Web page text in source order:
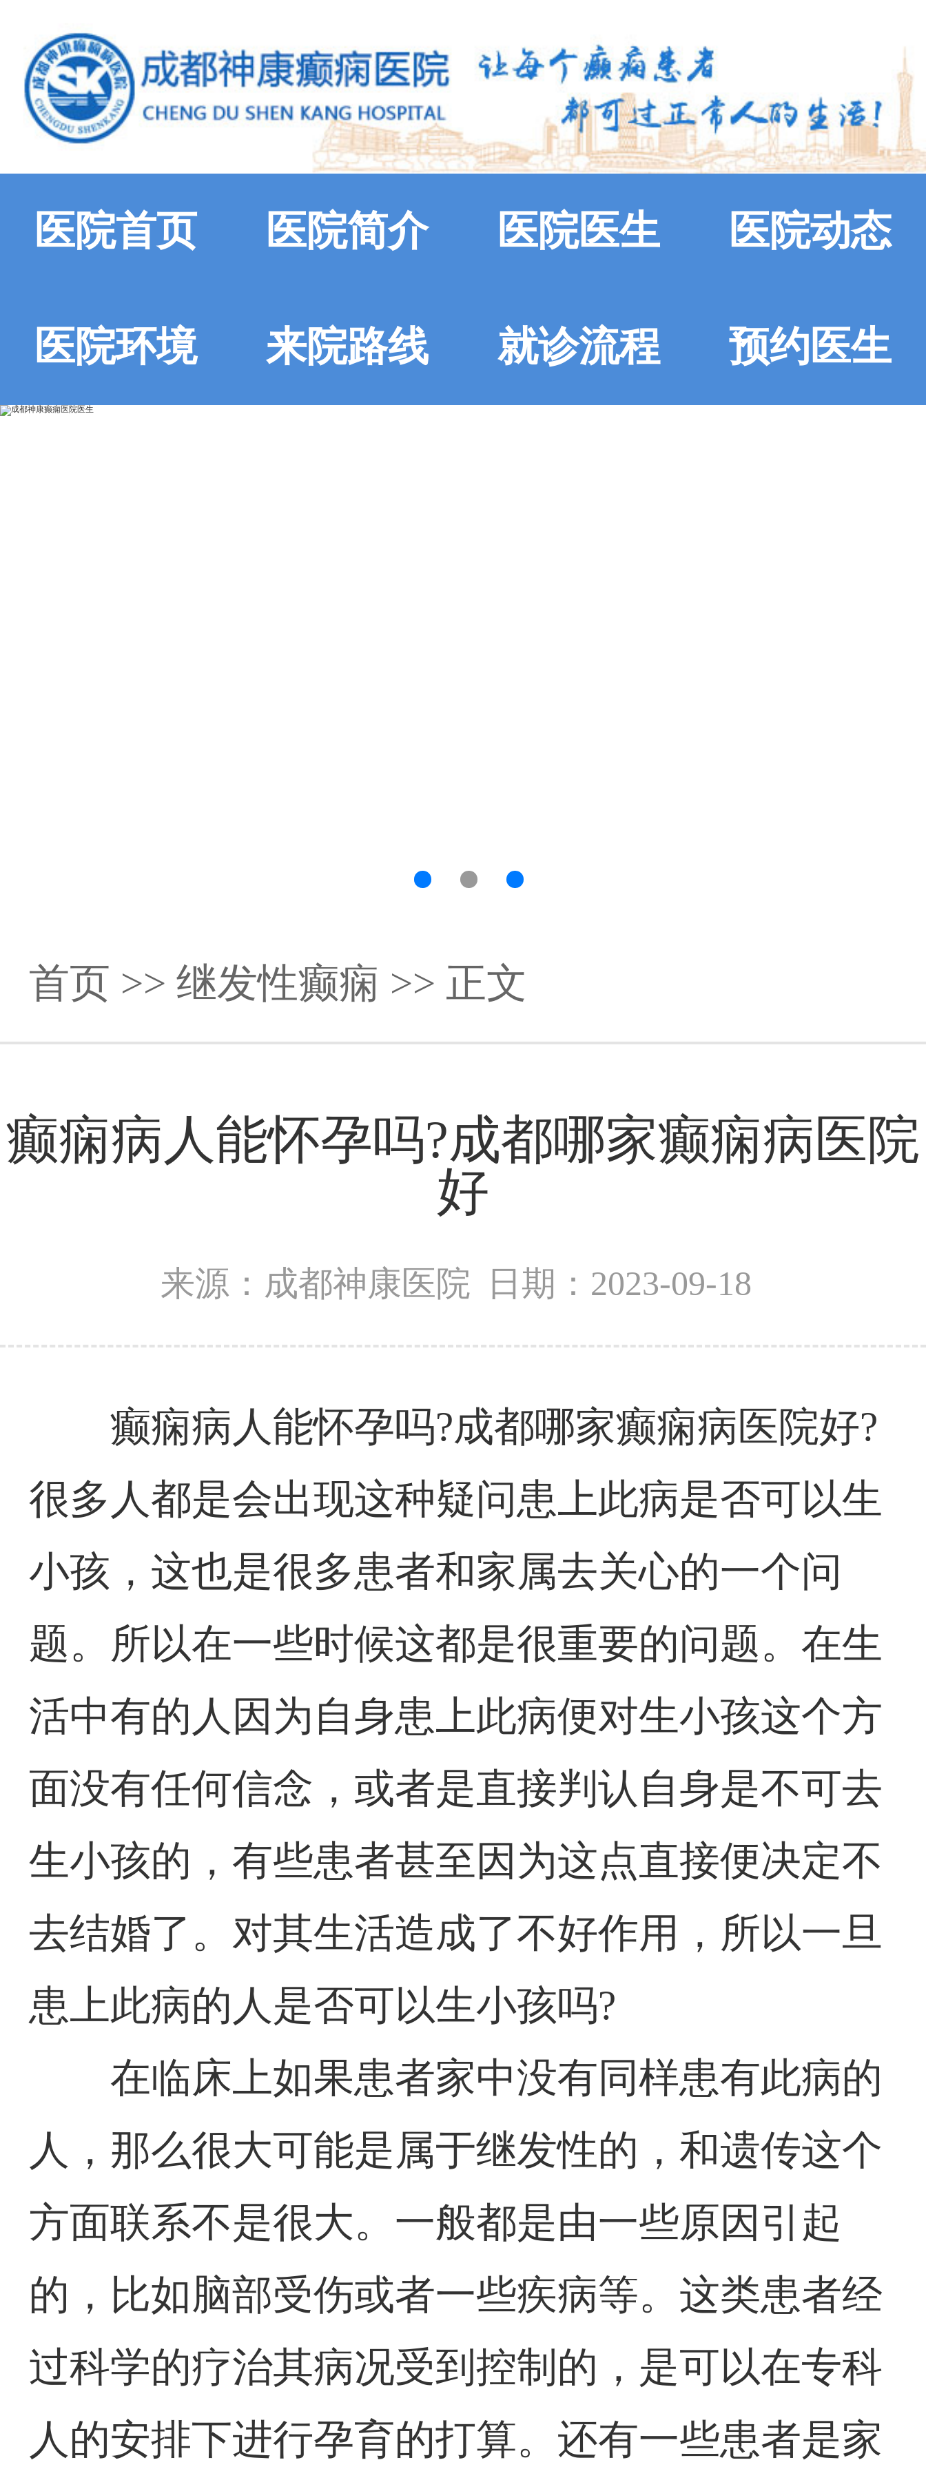
医院首页 医院简介 医院医生 医院动态
医院环境 来院路线 就诊流程 预约医生
首页 >> 继发性癫痫 >> 正文
癫痫病人能怀孕吗?成都哪家癫痫病医院
好
来源：成都神康医院 日期：2023-09-18
癫痫病人能怀孕吗?成都哪家癫痫病医院好?
很多人都是会出现这种疑问患上此病是否可以生
小孩，这也是很多患者和家属去关心的一个问
题。所以在一些时候这都是很重要的问题。在生
活中有的人因为自身患上此病便对生小孩这个方
面没有任何信念，或者是直接判认自身是不可去
生小孩的，有些患者甚至因为这点直接便决定不
去结婚了。对其生活造成了不好作用，所以一旦
患上此病的人是否可以生小孩吗?
在临床上如果患者家中没有同样患有此病的
人，那么很大可能是属于继发性的，和遗传这个
方面联系不是很大。一般都是由一些原因引起
的，比如脑部受伤或者一些疾病等。这类患者经
过科学的疗治其病况受到控制的，是可以在专科
人的安排下进行孕育的打算。还有一些患者是家